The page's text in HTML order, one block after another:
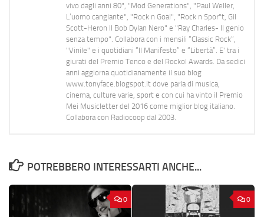
vivo dagli anni 80", "Mod Generations", "Paul Weller,
L’uomo cangiante", "Rock n Goal", "Rock n Spor"t, Gil
Scott-Heron Il Bob Dylan Nero" e "Ray Charles- Il genio
senza tempo". Collabora con i mensili “Classic Rock”,
"Vinile" e i quotidiani “Il Manifesto” e “Libertà”. E' tra i
giurati del Premio Tenco e del Rockol Awards. Da sedici
anni aggiorna quotidianamente il suo blog
www.tonyface.blogspot.it dove parla di musica,
cinema, culture varie, sport e con cui ha vinto il Premio
Mei Musicletter del 2016 come miglior blog italiano.
Collabora con Radiocoop dal 2003.
POTREBBERO INTERESSARTI ANCHE...
0 0